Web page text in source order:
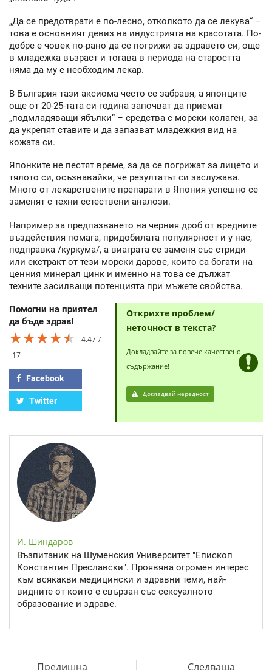
„Да се предотврати е по-лесно, отколкото да се лекува“ –
това е основният девиз на индустрията на красотата. По-
добре е човек по-рано да се погрижи за здравето си, още
в младежка възраст и тогава в периода на старостта
няма да му е необходим лекар.
В България тази аксиома често се забравя, а японците
още от 20-25-тата си година започват да приемат
„подмладяващи ябълки“ – средства с морски колаген, за
да укрепят ставите и да запазват младежкия вид на
кожата си.
Японките не пестят време, за да се погрижат за лицето и
тялото си, осъзнавайки, че резултатът си заслужава.
Много от лекарствените препарати в Япония успешно се
заменят с техни естествени аналози.
Например за предпазването на черния дроб от вредните
въздействия помага, придобилата популярност и у нас,
подправка /куркума/, а виаграта се заменя със стриди
или екстракт от тези морски дарове, които са богати на
ценния минерал цинк и именно на това се дължат
техните засилващи потенцията при мъжете свойства.
Помогни на приятел
да бъде здрав!
★★★★★
★★★★★
★★★★★
4.47
17
Facebook
Twitter
Открихте проблем/
неточност в текста?
Докладвайте за повече качествено
съдържание!
Докладвай нередност
И. Шиндаров
Възпитаник на Шуменския Университет "Епископ
Константин Преславски". Проявява огромен интерес
към всякакви медицински и здравни теми, най-
видните от които е свързан със сексуалното
образование и здраве.
Предишна
Следваща